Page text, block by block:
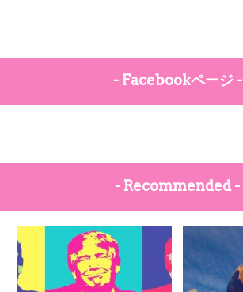
- Facebookページ -
- Recommended -